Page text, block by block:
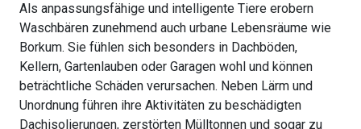
Als anpassungsfähige und intelligente Tiere erobern
Waschbären zunehmend auch urbane Lebensräume wie
Borkum. Sie fühlen sich besonders in Dachböden,
Kellern, Gartenlauben oder Garagen wohl und können
beträchtliche Schäden verursachen. Neben Lärm und
Unordnung führen ihre Aktivitäten zu beschädigten
Dachisolierungen, zerstörten Mülltonnen und sogar zu